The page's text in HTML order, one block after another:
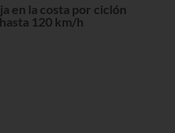
en la costa por ciclón
120 km/h